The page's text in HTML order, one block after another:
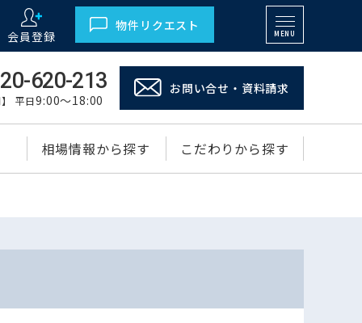
会員登録
物件リクエスト
MENU
620-213
】 平日9:00～18:00
お問い合せ・資料請求
相場情報から探す こだわりから探す